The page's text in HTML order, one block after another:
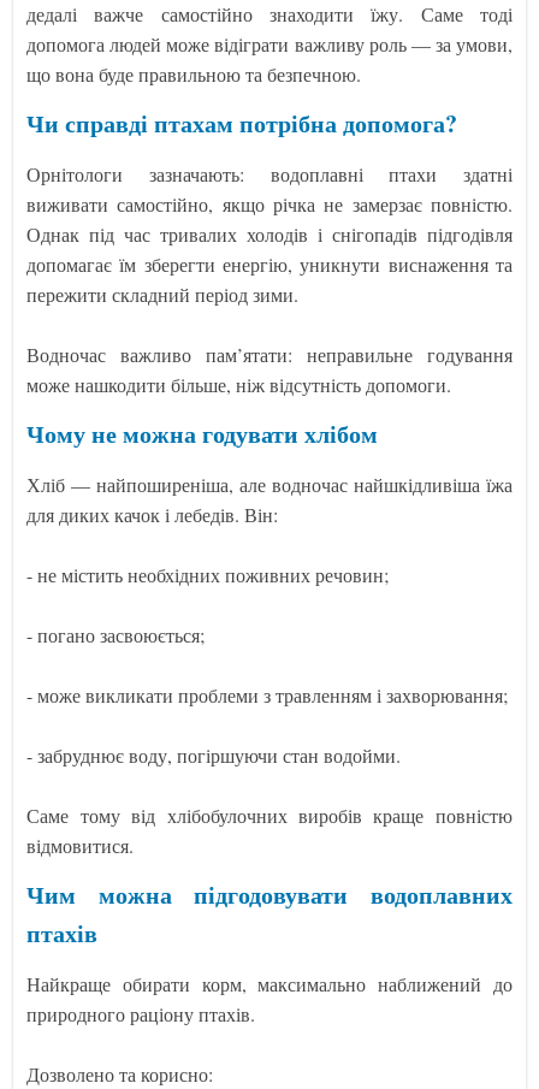
дедалі важче самостійно знаходити їжу. Саме тоді
допомога людей може відіграти важливу роль — за умови,
що вона буде правильною та безпечною.
Чи справді птахам потрібна допомога?
Орнітологи зазначають: водоплавні птахи здатні
виживати самостійно, якщо річка не замерзає повністю.
Однак під час тривалих холодів і снігопадів підгодівля
допомагає їм зберегти енергію, уникнути виснаження та
пережити складний період зими.
Водночас важливо пам’ятати: неправильне годування
може нашкодити більше, ніж відсутність допомоги.
Чому не можна годувати хлібом
Хліб — найпоширеніша, але водночас найшкідливіша їжа
для диких качок і лебедів. Він:
- не містить необхідних поживних речовин;
- погано засвоюється;
- може викликати проблеми з травленням і захворювання;
- забруднює воду, погіршуючи стан водойми.
Саме тому від хлібобулочних виробів краще повністю
відмовитися.
Чим можна підгодовувати водоплавних
птахів
Найкраще обирати корм, максимально наближений до
природного раціону птахів.
Дозволено та корисно: